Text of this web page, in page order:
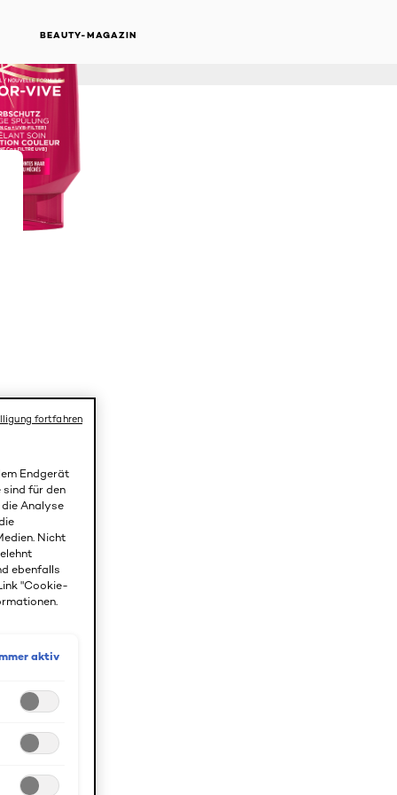
BEAUTY-MAGAZIN
zur
Endgerät
sind für den
Analyse
Nicht
ebenfalls
"Cookie-
aktiv
fortfahren